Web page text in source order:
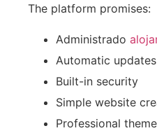
The platform promises:
Administrado
Automatic updates
Built-in security
Simple website
Professional